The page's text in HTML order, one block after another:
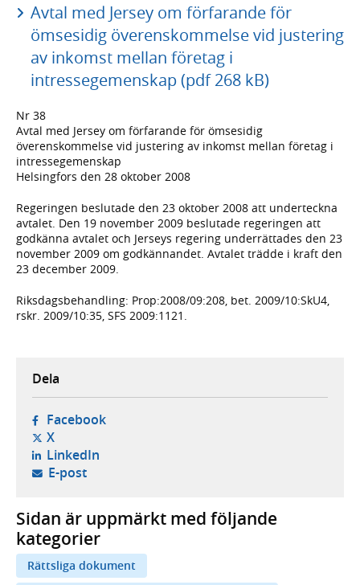
Avtal med Jersey om förfarande för
ömsesidig överenskommelse vid justering
av inkomst mellan företag i
intressegemenskap (pdf 268 kB)
Nr 38
Avtal med Jersey om förfarande för ömsesidig
överenskommelse vid justering av inkomst mellan företag i
intressegemenskap
Helsingfors den 28 oktober 2008
Regeringen beslutade den 23 oktober 2008 att underteckna
avtalet. Den 19 november 2009 beslutade regeringen att
godkänna avtalet och Jerseys regering underrättades den 23
november 2009 om godkännandet. Avtalet trädde i kraft den
23 december 2009.
Riksdagsbehandling: Prop:2008/09:208, bet. 2009/10:SkU4,
rskr. 2009/10:35, SFS 2009:1121.
Dela
Facebook- öppnas i ny flik, extern webbplats,
X- öppnas i ny flik, extern webbplats,
LinkedIn- öppnas i ny flik, extern webbplats,
E-post- öppnar din e-postklient,
Sidan är uppmärkt med följande
kategorier
Rättsliga dokument